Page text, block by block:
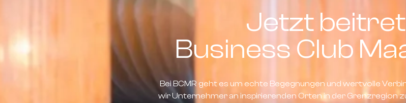
Jetzt
Business Club
Bei BCMR geht es um echte Begegnungen und wertvolle
wir Unternehmer an inspirierenden Orten in der Grenzregion